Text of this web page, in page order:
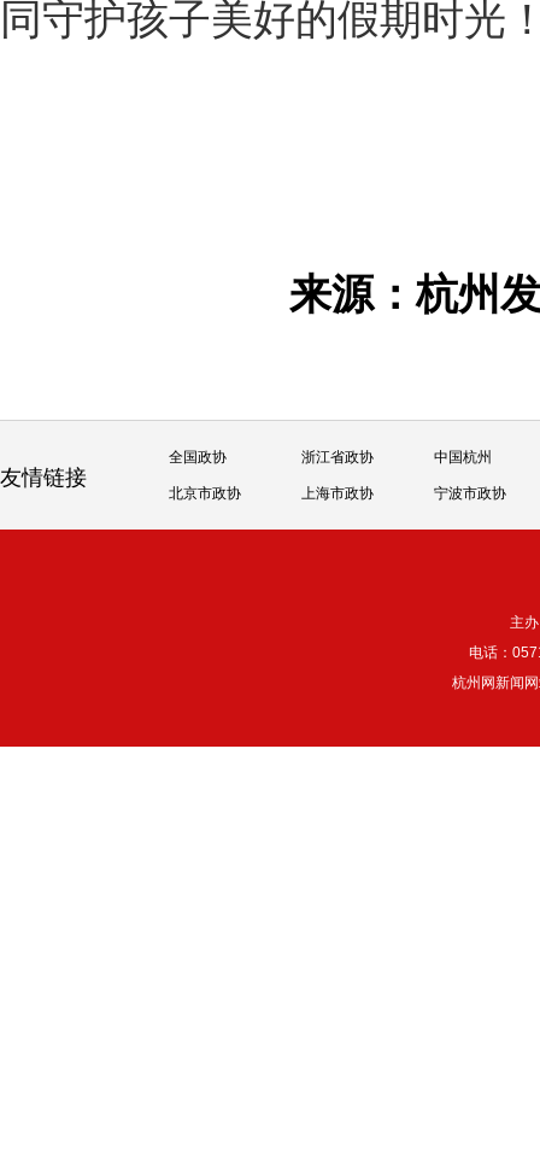
同守护孩子美好的假期时光
来源：杭
友情链接
全国政协 浙江省政协 中国杭州
北京市政协 上海市政协 宁波市政协
主
电话：
杭州网新闻